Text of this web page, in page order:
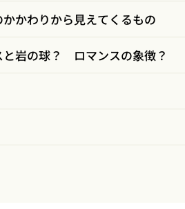
かわりから見えてくるもの
岩の球？ ロマンスの象徴？